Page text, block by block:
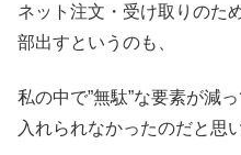
ネット注文・受け取りのた
部出すというのも、
私の中で”無駄”な要素が減
入れられなかったのだと思